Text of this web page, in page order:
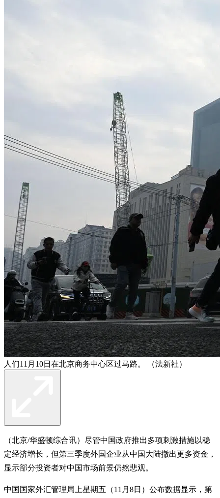
人们11月10日在北京商务中心区过马路。 （法新社）
（北京/华盛顿综合讯）尽管中国政府推出多项刺激措施以稳
定经济增长，但第三季度外国企业从中国大陆撤出更多资金，
显示部分投资者对中国市场前景仍然悲观。
中国国家外汇管理局上星期五（11月8日）公布数据显示，第